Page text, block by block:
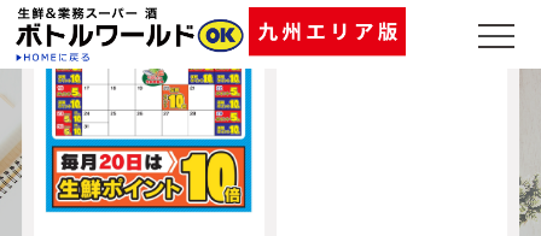
▼ 店舗一覧